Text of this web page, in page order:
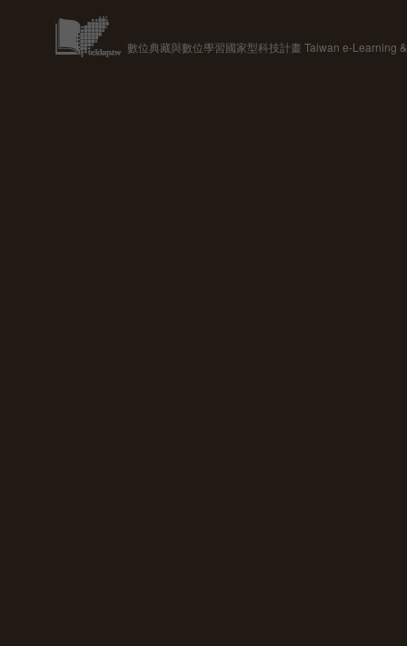
數位典藏與數位學習國家型科技計畫 Taiwan e-Learning